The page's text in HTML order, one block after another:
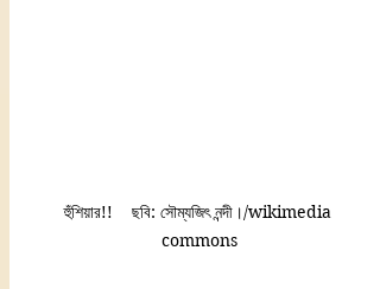
হুঁশিয়ার!!    ছবি: সৌম্যজিৎ নন্দী।/wikimedia
commons